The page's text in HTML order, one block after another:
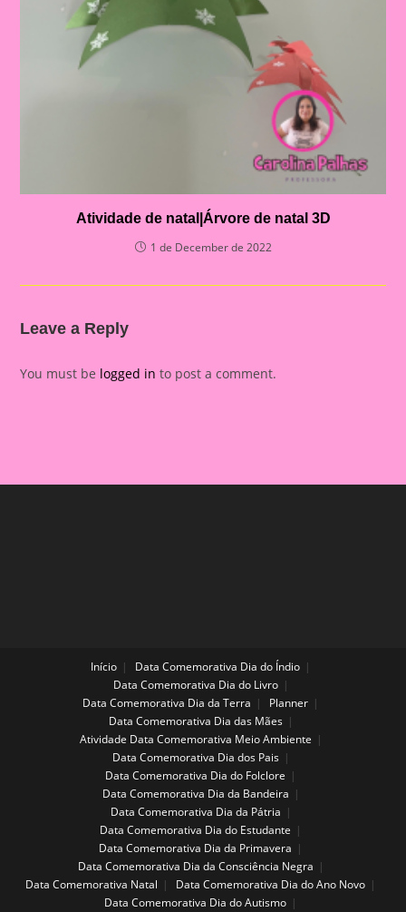
Atividade de natal|Árvore de natal 3D
1 de December de 2022
Leave a Reply
You must be logged in to post a comment.
Início
Data Comemorativa Dia do Índio
Data Comemorativa Dia do Livro
Data Comemorativa Dia da Terra
Planner
Data Comemorativa Dia das Mães
Atividade Data Comemorativa Meio Ambiente
Data Comemorativa Dia dos Pais
Data Comemorativa Dia do Folclore
Data Comemorativa Dia da Bandeira
Data Comemorativa Dia da Pátria
Data Comemorativa Dia do Estudante
Data Comemorativa Dia da Primavera
Data Comemorativa Dia da Consciência Negra
Data Comemorativa Natal
Data Comemorativa Dia do Ano Novo
Data Comemorativa Dia do Autismo